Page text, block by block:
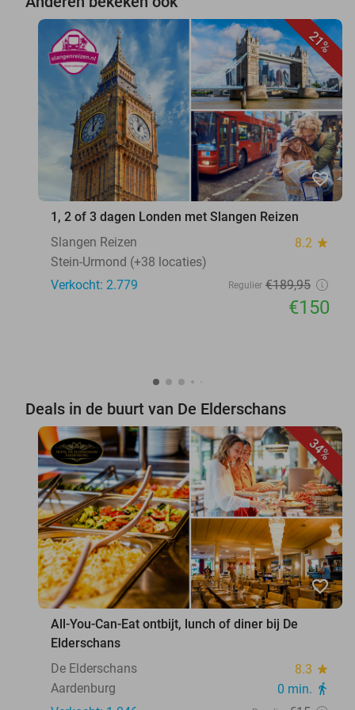
21%
favorite_border
1, 2 of 3 dagen Londen met Slangen Reizen
Slangen Reizen
8.2 star
Stein-Urmond (+38 locaties)
Verkocht: 2.779
Regulier €189,95
€150
Deals in de buurt van De Elderschans
34%
favorite_border
All-You-Can-Eat ontbijt, lunch of diner bij De
Elderschans
De Elderschans
8.3 star
Aardenburg 0 min. directions_walk